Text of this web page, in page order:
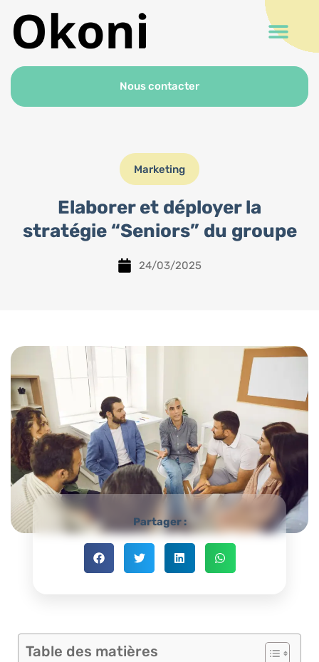
Nous contacter
Marketing
Elaborer et déployer la
stratégie “Seniors” du groupe
24/03/2025
Partager :
Table des matières